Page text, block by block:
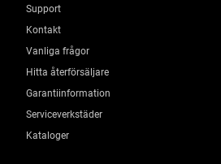
Support
Kontakt
Vanliga frågor
Hitta återförsäljare
Garantiinformation
Serviceverkstäder
Kataloger